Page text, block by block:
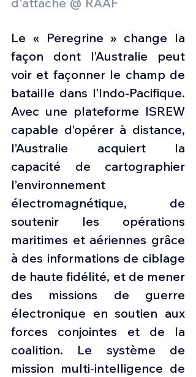
Le « Peregrine » change la
façon dont l’Australie peut
voir et façonner le champ de
bataille dans l’Indo-Pacifique.
Avec une plateforme ISREW
capable d’opérer à distance,
l’Australie acquiert la
capacité de cartographier
l’environnement
électromagnétique, de
soutenir les opérations
maritimes et aériennes grâce
à des informations de ciblage
de haute fidélité, et de mener
des missions de guerre
électronique en soutien aux
forces conjointes et de la
coalition. Le système de
mission multi-intelligence de